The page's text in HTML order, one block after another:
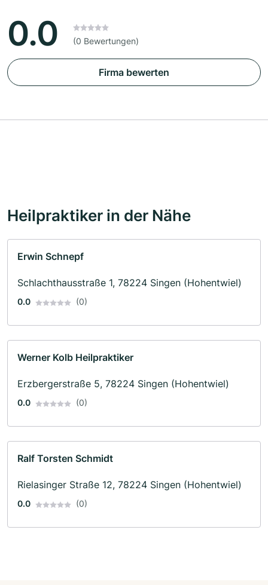
0.0 (0 Bewertungen)
Firma bewerten
Heilpraktiker in der Nähe
Erwin Schnepf
Schlachthausstraße 1, 78224 Singen (Hohentwiel)
0.0 (0)
Werner Kolb Heilpraktiker
Erzbergerstraße 5, 78224 Singen (Hohentwiel)
0.0 (0)
Ralf Torsten Schmidt
Rielasinger Straße 12, 78224 Singen (Hohentwiel)
0.0 (0)